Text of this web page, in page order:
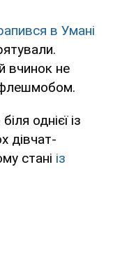
в Умані
вчинок не
флешмобом.
однієї із
дівчат-
стані із